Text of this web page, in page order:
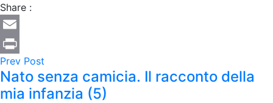
Share :
Email
Print
Prev Post
Nato senza camicia. Il racconto della
mia infanzia (5)